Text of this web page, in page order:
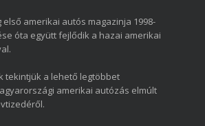
amerikai autós magazinja 1998-
óta együtt fejlődik a hazai amerikai
tekintjük a lehető legtöbbet
amerikai autózás elmúlt